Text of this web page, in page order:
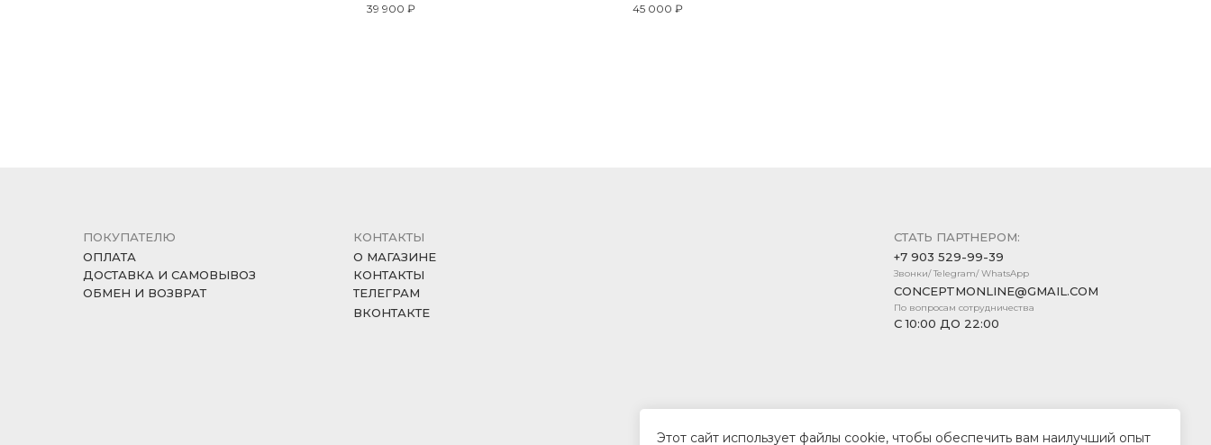
39 900 ₽ 45 000 ₽
СТАТЬ ПАРТНЕРОМ:
+7 903 529-99-39
Звонки/ Telegram/ WhatsApp
CONCEPTMONLINE@GMAIL.COM
По вопросам сотрудничества
С 10:00 ДО 22:00
КОНТАКТЫ
О МАГАЗИНЕ
КОНТАКТЫ
ТЕЛЕГРАМ
ВКОНТАКТЕ
ПОКУПАТЕЛЮ
ОПЛАТА
ДОСТАВКА И САМОВЫВОЗ
ОБМЕН И ВОЗВРАТ
Этот сайт использует файлы cookie, чтобы обеспечить вам наилучший опыт